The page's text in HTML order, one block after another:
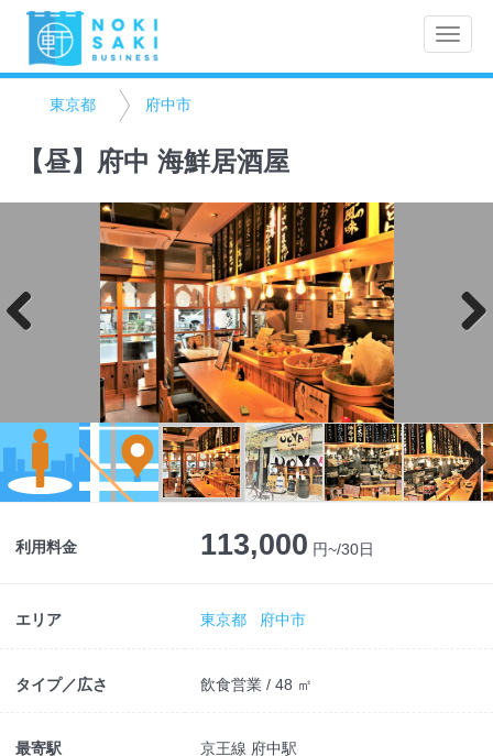
Toggle
東京都 府中市
【昼】府中 海鮮居酒屋
Next
利用料金 113,000 円~/30日
エリア 東京都 府中市
タイプ／広さ 飲食営業 / 48 ㎡
最寄駅
京王線 府中駅